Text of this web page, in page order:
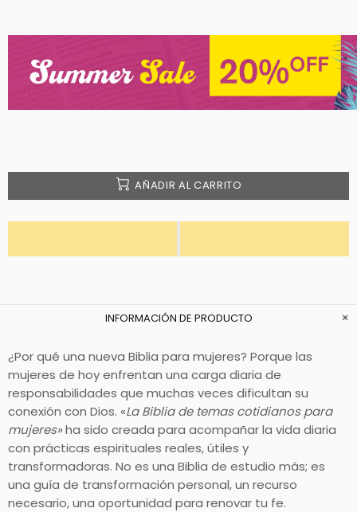
AÑADIR AL CARRITO
INFORMACIÓN DE PRODUCTO
¿Por qué una nueva Biblia para mujeres? Porque las
mujeres de hoy enfrentan una carga diaria de
responsabilidades que muchas veces dificultan su
conexión con Dios. «La Biblia de temas cotidianos para
mujeres»ha sido creada para acompañar la vida diaria
con prácticas espirituales reales, útiles y
transformadoras. No es una Biblia de estudio más; es
una guía de transformación personal, un recurso
necesario, una oportunidad para renovar tu fe.